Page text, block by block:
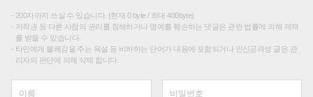
200자까지 쓰실 수 있습니다. (현재 0 byte / 최대 400byte)
저작권 등 다른 사람의 권리를 침해하거나 명예를 훼손하는 댓글은 관련 법률에 의해 제재
를 받을 수 있습니다.
타인에게 불쾌감을 주는 욕설 등 비하하는 단어가 내용에 포함되거나 인신공격성 글은 관
리자의 판단에 의해 삭제 합니다.